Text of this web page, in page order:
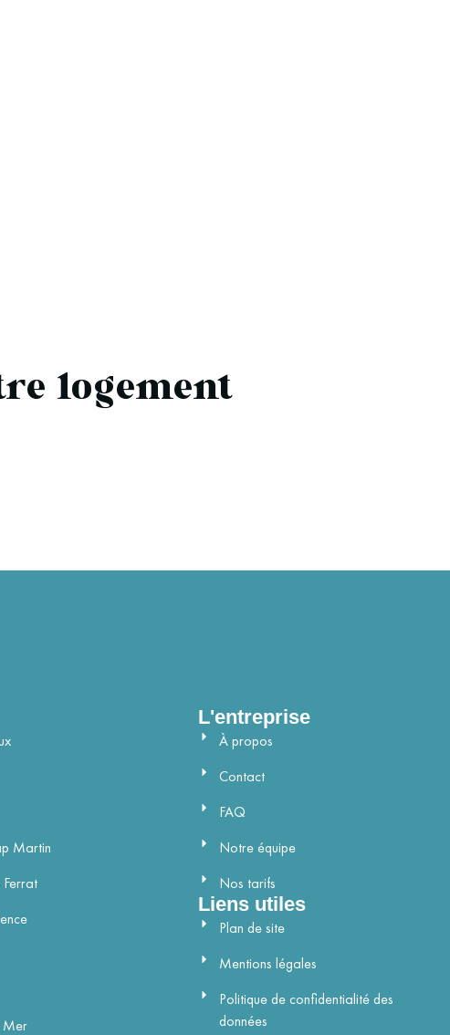
logement
Martin
Mer
L'entreprise
À propos
Contact
FAQ
Notre équipe
Nos tarifs
Liens utiles
Plan de site
Mentions légales
Politique de confidentialité des
données